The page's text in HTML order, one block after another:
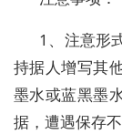
1、注意形
持据人增写其
墨水或蓝黑墨
据，遭遇保存